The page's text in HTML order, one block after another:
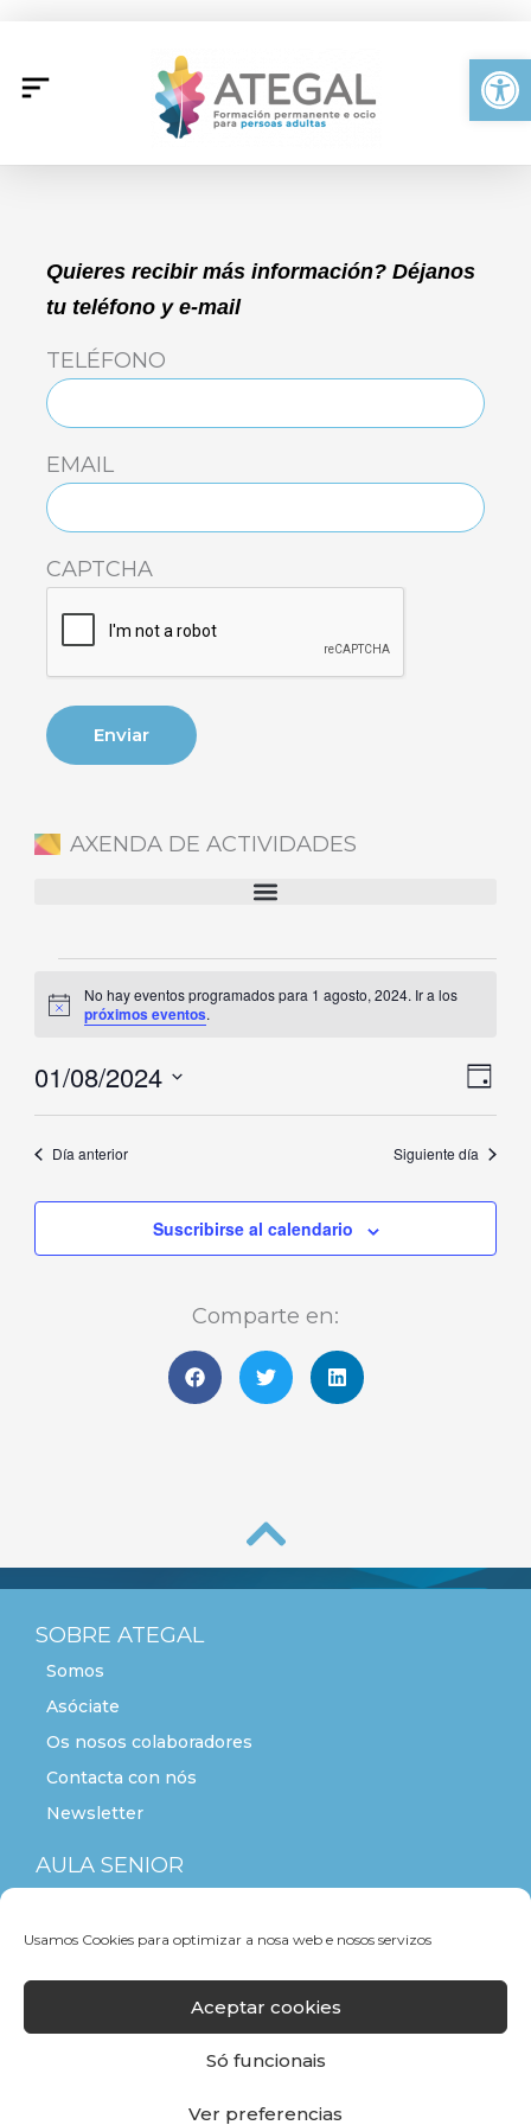
Usamos Cookies para optimizar a nosa web e nosos servizos
Aceptar cookies
Só funcionais
Ver preferencias
contenido
Quieres recibir más información? Déjanos
tu teléfono y e-mail
TELÉFONO
EMAIL
CAPTCHA
AXENDA DE ACTIVIDADES
en
agosto,
2024
Aviso
No hay eventos programados para 1 agosto, 2024. Ir a los
próximos eventos.
de
vistas
de
Día
01/08/2024
Selecciona
la Día anterior Siguiente día
Suscribirse al calendario
Comparte en:
SOBRE ATEGAL
Somos
Asóciate
Os nosos colaboradores
Contacta con nós
Newsletter
AULA SENIOR
F T L Y I